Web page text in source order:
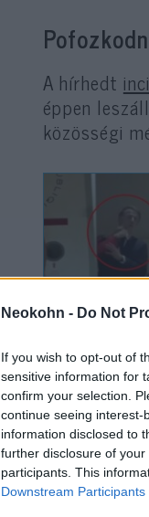
Neokohn - Do Not
If you wish to opt-out of
sensitive information for
confirm your selection.
continue seeing
information disclosed to
further disclosure of your
participants. This
Downstream Participants
A hírhedt
éppen
közösségi
A
(majdnem)
Tardif
véletlenül
Golshifteh
Az újságíró